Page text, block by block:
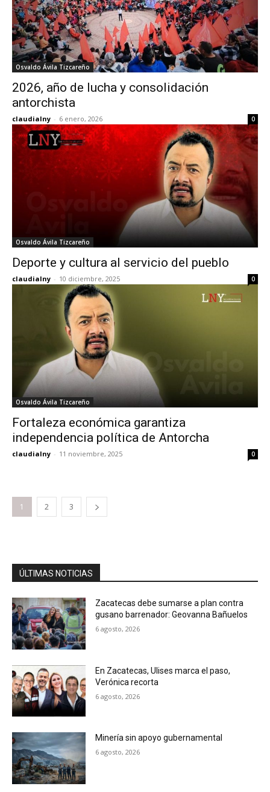
Osvaldo Ávila Tizcareño
2026, año de lucha y consolidación
antorchista
claudialny - 6 enero, 2026 0
Osvaldo Ávila Tizcareño
Deporte y cultura al servicio del pueblo
claudialny - 10 diciembre, 2025 0
Osvaldo Ávila Tizcareño
Fortaleza económica garantiza
independencia política de Antorcha
claudialny - 11 noviembre, 2025 0
1 2 3
ÚLTIMAS NOTICIAS
Zacatecas debe sumarse a plan contra
gusano barrenador: Geovanna Bañuelos
6 agosto, 2026
En Zacatecas, Ulises marca el paso,
Verónica recorta
6 agosto, 2026
Minería sin apoyo gubernamental
6 agosto, 2026